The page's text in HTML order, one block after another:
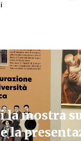
la mostra
la